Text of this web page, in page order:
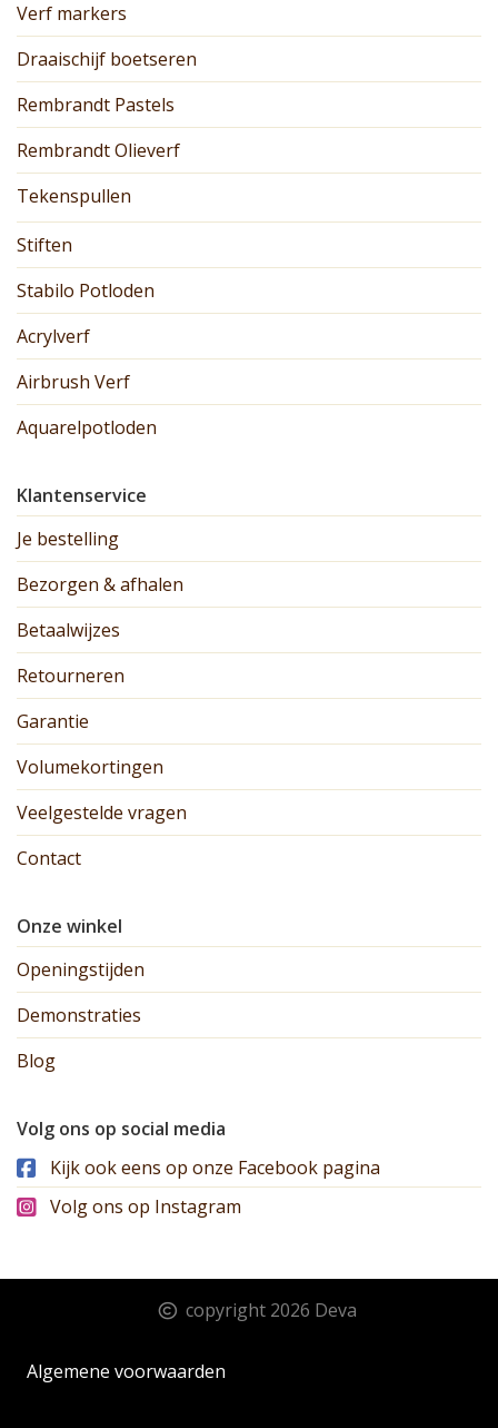
Verf markers
Draaischijf boetseren
Rembrandt Pastels
Rembrandt Olieverf
Tekenspullen
Stiften
Stabilo Potloden
Acrylverf
Airbrush Verf
Aquarelpotloden
Klantenservice
Je bestelling
Bezorgen & afhalen
Betaalwijzes
Retourneren
Garantie
Volumekortingen
Veelgestelde vragen
Contact
Onze winkel
Openingstijden
Demonstraties
Blog
Volg ons op social media
Kijk ook eens op onze Facebook pagina
Volg ons op Instagram
copyright 2026 Deva
Algemene voorwaarden